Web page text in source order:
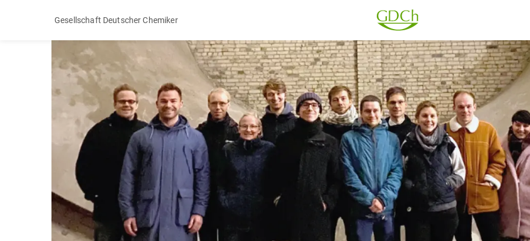
Gesellschaft Deutscher Chemiker